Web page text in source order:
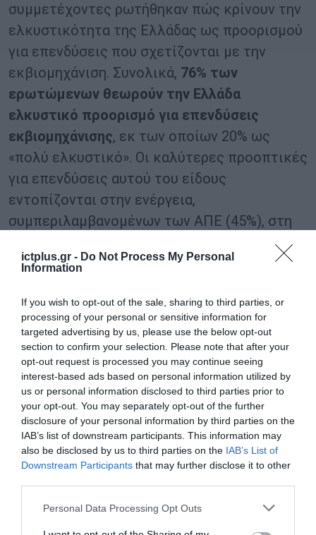
ictplus.gr - Do Not Process My Personal
Information
If you wish to opt-out of the sale, sharing to third parties, or
processing of your personal or sensitive information for
targeted advertising by us, please use the below opt-out
section to confirm your selection. Please note that after your
opt-out request is processed you may continue seeing
interest-based ads based on personal information utilized by
us or personal information disclosed to third parties prior to
your opt-out. You may separately opt-out of the further
disclosure of your personal information by third parties on the
IAB’s list of downstream participants. This information may
also be disclosed by us to third parties on the IAB’s List of
Downstream Participants that may further disclose it to other
Please note that this website/app uses one or more Google
Personal Data Processing Opt Outs
συμμετέχοντες ρωτήθηκαν πώς κρίνουν την
ελκυστικότητα της Ελλάδας ως προορισμού
για επενδύσεις που σχετίζονται με την
εκβιομηχάνιση. Συνολικά, 76% των
ερωτώμενων θεωρούν την Ελλάδα
ελκυστικό προορισμό για επενδύσεις
εκβιομηχάνισης, εκ των οποίων 20% ως
«πολύ ελκυστικό». Οι καλύτερες προοπτικές
για επενδύσεις αυτού του είδους
εντοπίζονται στην ενέργεια,
συμπεριλαμβανομένων των ΑΠΕ (45%), στη
κλάδο και τη βιοτεχνολογία (37%).
Οι προτεραιότητες για την ενίσχυση της
ανταγωνιστικότητας της χώρας
Για να διατηρήσει η Ελλάδα την
ανταγωνιστική της θέση στην παγκόσμια
οικονομία, οι ερωτώμενοι δίνουν έμφαση σε
τρεις βασικές προτεραιότητες: την
υποστήριξη στρατηγικών κλάδων της
οικονομίας, όπως το Cleantech, η τεχνητή
νοημοσύνη, η άμυνα, η τεχνολογία, και άλλοι
(28%), τη βελτίωση του εκπαιδευτικού
συστήματος και των δεξιοτήτων του
ανθρώπινου δυναμικού και τη διευκόλυνση